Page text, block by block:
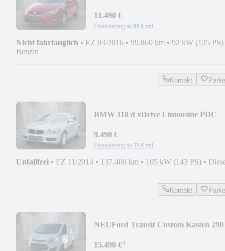
11.490 €
Finanzierung ab 91 € mtl.
Nicht fahrtauglich • EZ 03/2016 • 99.860 km • 92 kW (125 PS)
Benzin
Kontakt
BMW 118 d xDrive Limousine PDC
9.490 €
Finanzierung ab 75 € mtl.
Unfallfrei • EZ 11/2014 • 137.400 km • 105 kW (143 PS) •
Kontakt
NEUFord Transit Custom Kasten 290
15.490 €¹